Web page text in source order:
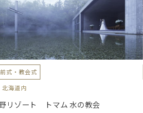
式・教会式
北海道内
リゾート トマム 水の教会